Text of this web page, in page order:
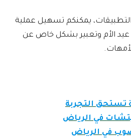
يمكنكم تسهيل عملية
عيد الأم وتعبير بشكل خاص عن
تستحق التجربة
في الرياض
في الرياض